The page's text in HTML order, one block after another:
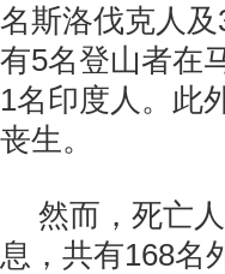
名斯洛伐克人
有5名登山者在
1名印度人。此
丧生。
然而，死亡
息，共有168名